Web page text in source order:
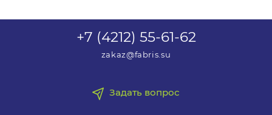
+7 (4212) 55-61-62
zakaz@fabris.su
Задать вопрос